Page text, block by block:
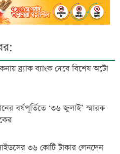
ব্র্যাক ব্যাংক দেবে বিশেষ অটো
বর্ষপূর্তিতে ‘৩৬ জুলাই’ স্মারক
৩৬ কোটি টাকার লেনদেন